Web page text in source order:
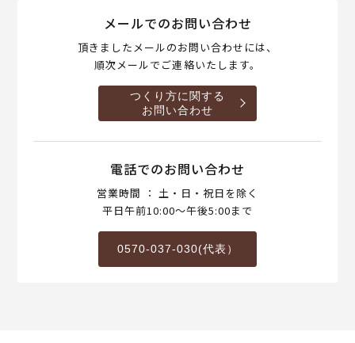
メールでのお問い合わせ
頂きましたメールのお問い合わせには、
順次メールでご連絡いたします。
つくり方に関する
お問い合わせ
電話でのお問い合わせ
営業時間 ： 土・日・祝日を除く
平日午前10:00～午後5:00まで
0570-037-030(代表）